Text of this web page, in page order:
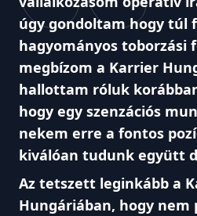
úgy gondoltam hogy túl
hagyományos toborzási
megbízom a Karrier
hallottam róluk
hogy egy szenzációs
nekem erre a fontos
kiválóan tudunk együtt
Az tetszett leginkább a
Hungáriában, hogy nem